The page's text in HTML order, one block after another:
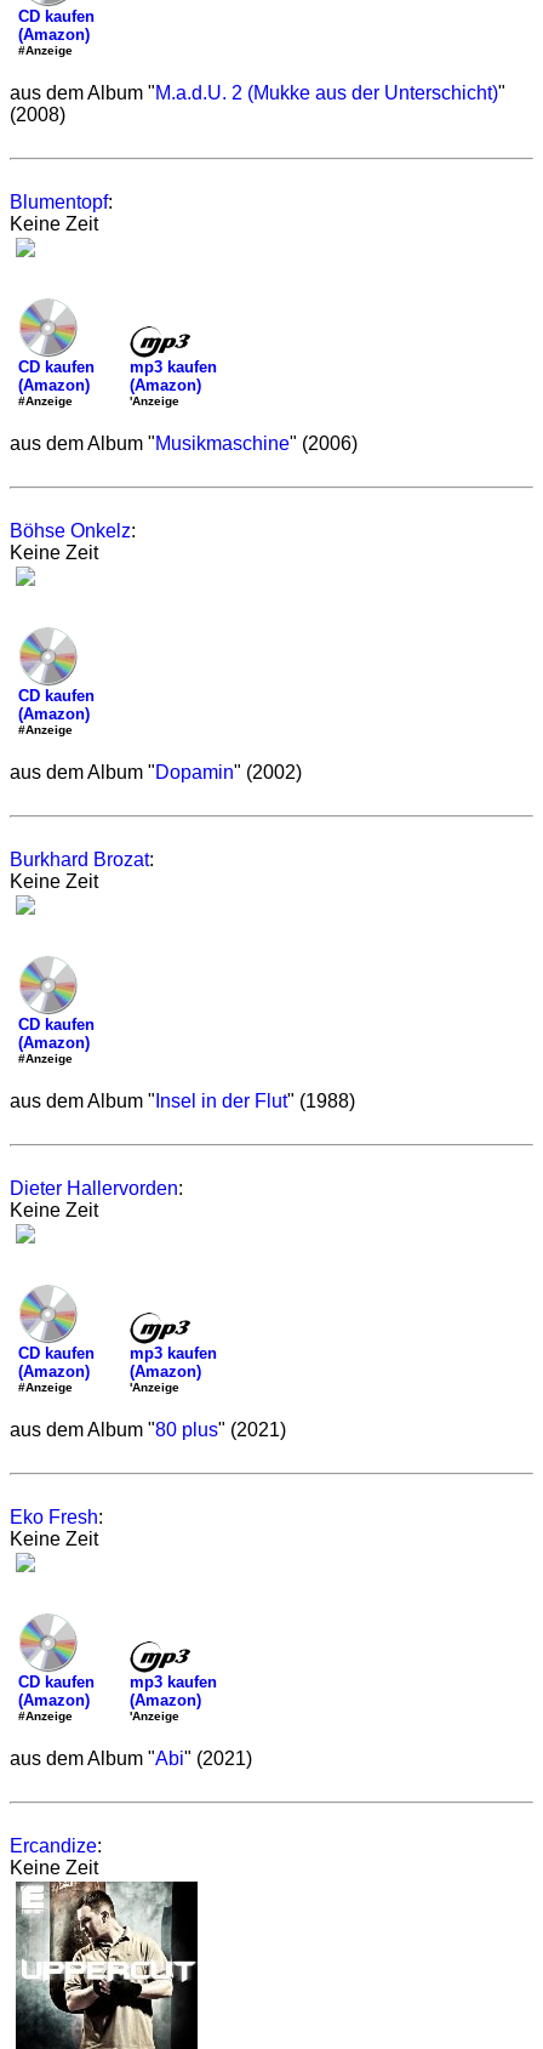
CD kaufen
(Amazon)
#Anzeige
aus dem Album "M.a.d.U. 2 (Mukke aus der Unterschicht)"
(2008)
Blumentopf:
Keine Zeit
CD kaufen
(Amazon)
#Anzeige
mp3 kaufen
(Amazon)
'Anzeige
aus dem Album "Musikmaschine" (2006)
Böhse Onkelz:
Keine Zeit
CD kaufen
(Amazon)
#Anzeige
aus dem Album "Dopamin" (2002)
Burkhard Brozat:
Keine Zeit
CD kaufen
(Amazon)
#Anzeige
aus dem Album " Insel in der Flut" (1988)
Dieter Hallervorden:
Keine Zeit
CD kaufen
(Amazon)
#Anzeige
mp3 kaufen
(Amazon)
'Anzeige
aus dem Album "80 plus" (2021)
Eko Fresh:
Keine Zeit
CD kaufen
(Amazon)
#Anzeige
mp3 kaufen
(Amazon)
'Anzeige
aus dem Album "Abi" (2021)
Ercandize:
Keine Zeit